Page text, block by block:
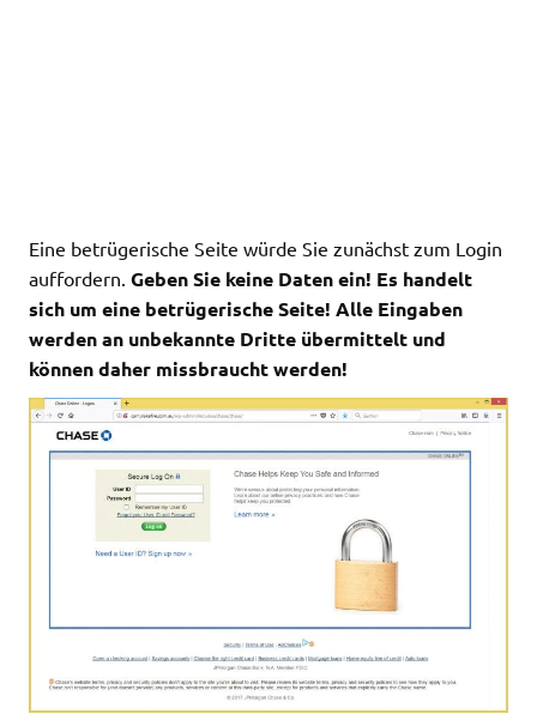
Eine betrügerische Seite würde Sie zunächst zum Login
auffordern. Geben Sie keine Daten ein! Es handelt
sich um eine betrügerische Seite! Alle Eingaben
werden an unbekannte Dritte übermittelt und
können daher missbraucht werden!